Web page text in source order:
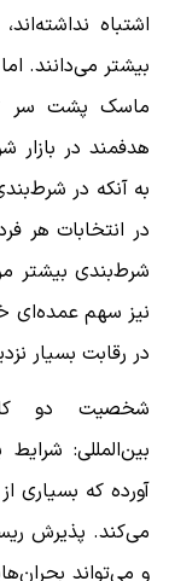
اشتباه
بیشتر می‌دانند.
ماسک پشت سر
هدفمند در بازار
به آنکه در
در انتخابات هر
شرط‌بندی بیشتر
نیز سهم عمده‌ای
در رقابت بسیار
شخصیت دو
بین‌المللی:
آورده که بسیاری
می‌کند. پذیرش
و می‌تواند